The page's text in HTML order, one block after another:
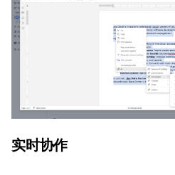
实时协作